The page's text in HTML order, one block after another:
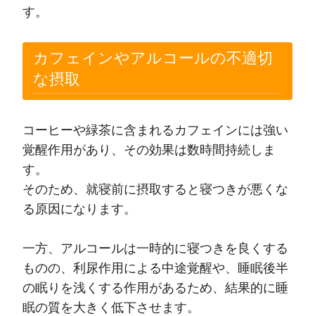
す。
カフェインやアルコールの不適切
な摂取
コーヒーや緑茶に含まれるカフェインには強い
覚醒作用があり、その効果は数時間持続しま
す。
そのため、就寝前に摂取すると寝つきが悪くな
る原因になります。
一方、アルコールは一時的に寝つきを良くする
ものの、利尿作用による中途覚醒や、睡眠後半
の眠りを浅くする作用があるため、結果的に睡
眠の質を大きく低下させます。